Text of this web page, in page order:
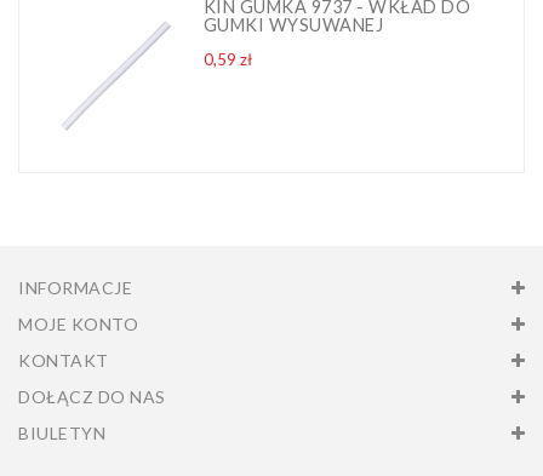
KIN GUMKA 9737 - WKŁAD DO
GUMKI WYSUWANEJ
0,59 złCena
INFORMACJE
MOJE KONTO
KONTAKT
DOŁĄCZ DO NAS
BIULETYN